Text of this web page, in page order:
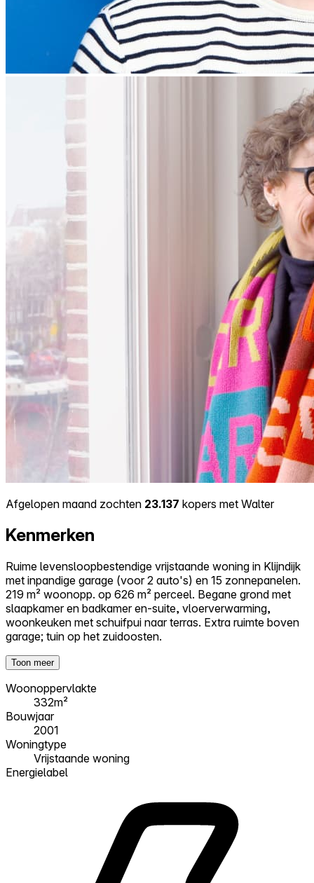
Afgelopen maand zochten 23.137 kopers met Walter
Kenmerken
Ruime levensloopbestendige vrijstaande woning in Klijndijk
met inpandige garage (voor 2 auto's) en 15 zonnepanelen.
219 m² woonopp. op 626 m² perceel. Begane grond met
slaapkamer en badkamer en-suite, vloerverwarming,
woonkeuken met schuifpui naar terras. Extra ruimte boven
garage; tuin op het zuidoosten.
Toon meer
Woonoppervlakte
332m²
Bouwjaar
2001
Woningtype
Vrijstaande woning
Energielabel